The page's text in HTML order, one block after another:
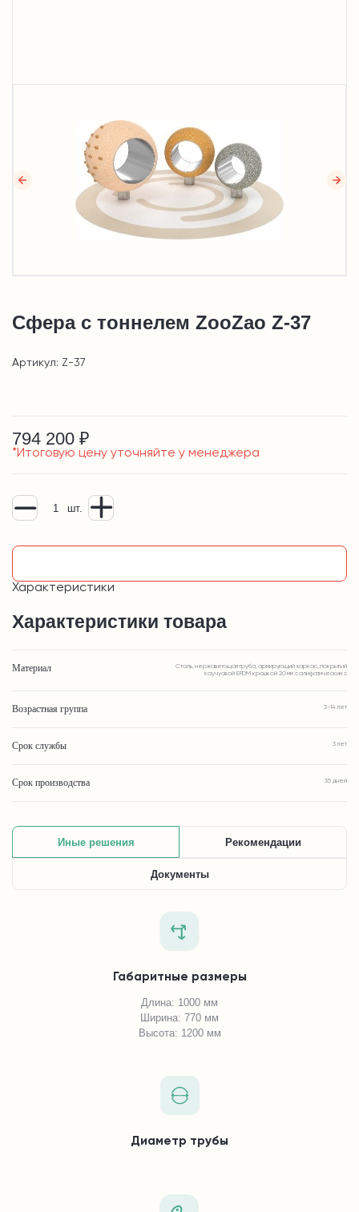
Сфера с тоннелем ZooZao Z-37
Артикул: Z-37
794 200 ₽
*Итоговую цену уточняйте у менеджера
шт.
Характеристики
Характеристики товара
Материал
Сталь, нержавеющая труба, армирующий каркас, покрытый
каучуовой EPDM крошкой 20 мм с алифатическим с
Возрастная группа 3-14 лет
Срок службы 3 лет
Срок производства 35 дней
Иные решения Рекомендации
Документы
Габаритные размеры
Длина: 1000 мм
Ширина: 770 мм
Высота: 1200 мм
Диаметр трубы